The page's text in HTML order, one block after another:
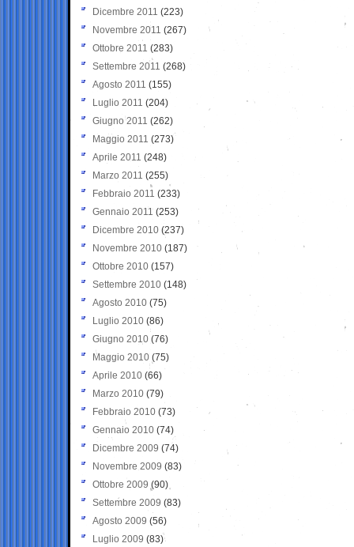
Dicembre 2011 (223)
Novembre 2011 (267)
Ottobre 2011 (283)
Settembre 2011 (268)
Agosto 2011 (155)
Luglio 2011 (204)
Giugno 2011 (262)
Maggio 2011 (273)
Aprile 2011 (248)
Marzo 2011 (255)
Febbraio 2011 (233)
Gennaio 2011 (253)
Dicembre 2010 (237)
Novembre 2010 (187)
Ottobre 2010 (157)
Settembre 2010 (148)
Agosto 2010 (75)
Luglio 2010 (86)
Giugno 2010 (76)
Maggio 2010 (75)
Aprile 2010 (66)
Marzo 2010 (79)
Febbraio 2010 (73)
Gennaio 2010 (74)
Dicembre 2009 (74)
Novembre 2009 (83)
Ottobre 2009 (90)
Settembre 2009 (83)
Agosto 2009 (56)
Luglio 2009 (83)